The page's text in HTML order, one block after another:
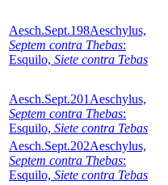
Aesch.Sept.198Aeschylus,
Septem contra Thebas:
Esquilo, Siete contra Tebas
Aesch.Sept.201 Aeschylus,
Septem contra Thebas:
Esquilo, Siete contra Tebas
Aesch.Sept.202Aeschylus,
Septem contra Thebas:
Esquilo, Siete contra Tebas